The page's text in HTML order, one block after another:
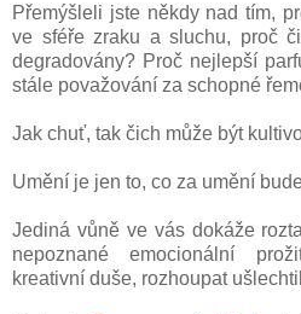
Přemýšleli jste někdy nad tím,
ve sféře zraku a sluchu, proč
degradovány? Proč nejlepší
stále považování za schopné
Jak chuť, tak čich může být
Umění je jen to, co za umění
Jediná vůně ve vás dokáže
nepoznané emocionální
kreativní duše, rozhoupat